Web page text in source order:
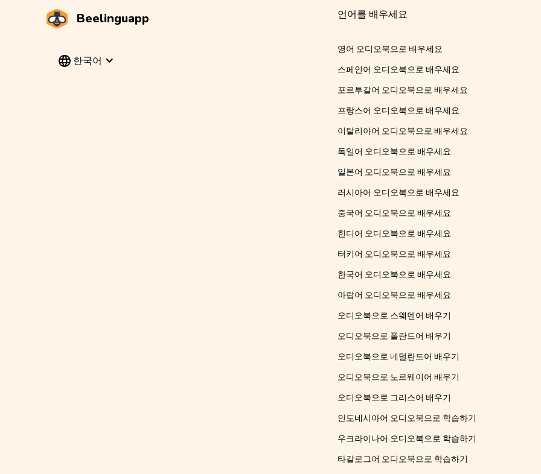
Beelinguapp
한국어
언어를 배우세요
영어 오디오북으로 배우세요
스페인어 오디오북으로 배우세요
포르투갈어 오디오북으로 배우세요
프랑스어 오디오북으로 배우세요
이탈리아어 오디오북으로 배우세요
독일어 오디오북으로 배우세요
일본어 오디오북으로 배우세요
러시아어 오디오북으로 배우세요
중국어 오디오북으로 배우세요
힌디어 오디오북으로 배우세요
터키어 오디오북으로 배우세요
한국어 오디오북으로 배우세요
아랍어 오디오북으로 배우세요
오디오북으로 스웨덴어 배우기
오디오북으로 폴란드어 배우기
오디오북으로 네덜란드어 배우기
오디오북으로 노르웨이어 배우기
오디오북으로 그리스어 배우기
인도네시아어 오디오북으로 학습하기
우크라이나어 오디오북으로 학습하기
타갈로그어 오디오북으로 학습하기